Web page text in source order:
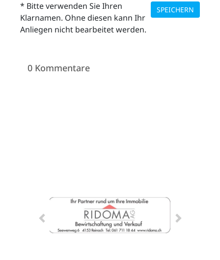
SPEICHERN
* Bitte verwenden Sie Ihren
Klarnamen. Ohne diesen kann Ihr
Anliegen nicht bearbeitet werden.
0 Kommentare